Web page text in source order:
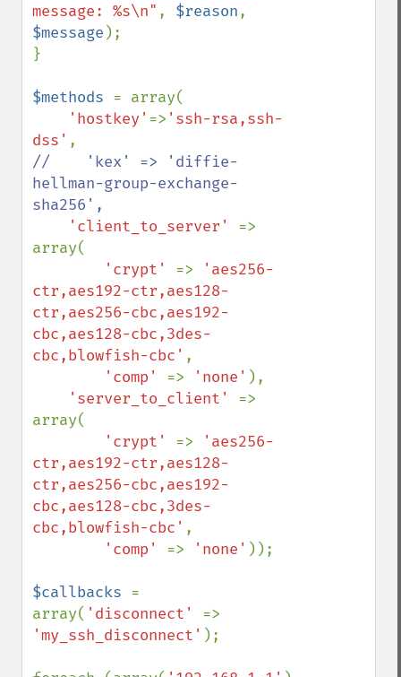
message: %s\n" , $reason
$message );
}
$methods = array(
'hostkey' => 'ssh-rsa,ssh-
dss'
//    'kex' => 'diffie-
hellman-group-exchange-
sha256',
'client_to_server' =>
array(
'crypt' =>
'aes256-
ctr,aes192-ctr,aes128-
ctr,aes256-cbc,aes192-
cbc,aes128-cbc,3des-
cbc,blowfish-cbc' ,
'comp' => 'none' ),
'server_to_client' =>
array(
'crypt' =>
'aes256-
ctr,aes192-ctr,aes128-
ctr,aes256-cbc,aes192-
cbc,aes128-cbc,3des-
cbc,blowfish-cbc' ,
'comp' => 'none' ));
$callbacks =
array( 'disconnect'
'my_ssh_disconnect' );